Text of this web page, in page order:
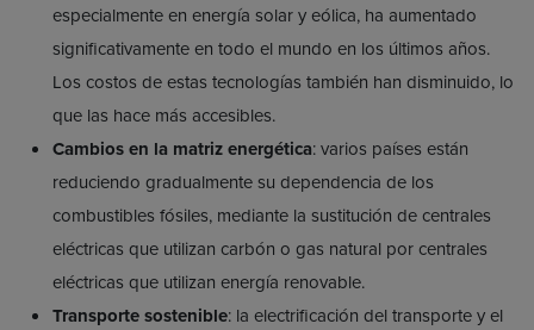
especialmente en energía solar y eólica, ha aumentado
significativamente en todo el mundo en los últimos años.
Los costos de estas tecnologías también han disminuido, lo
que las hace más accesibles.
Cambios en la matriz energética: varios países están
reduciendo gradualmente su dependencia de los
combustibles fósiles, mediante la sustitución de centrales
eléctricas que utilizan carbón o gas natural por centrales
eléctricas que utilizan energía renovable.
Transporte sostenible: la electrificación del transporte y el